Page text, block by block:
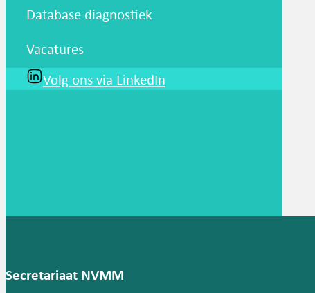
Database diagnostiek
Vacatures
Volg ons via LinkedIn
Secretariaat NVMM